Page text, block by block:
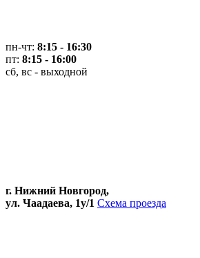
пн-чт: 8:15 - 16:30
пт: 8:15 - 16:00
сб, вс - выходной
г. Нижний Новгород,
ул. Чаадаева, 1у/1 Схема проезда